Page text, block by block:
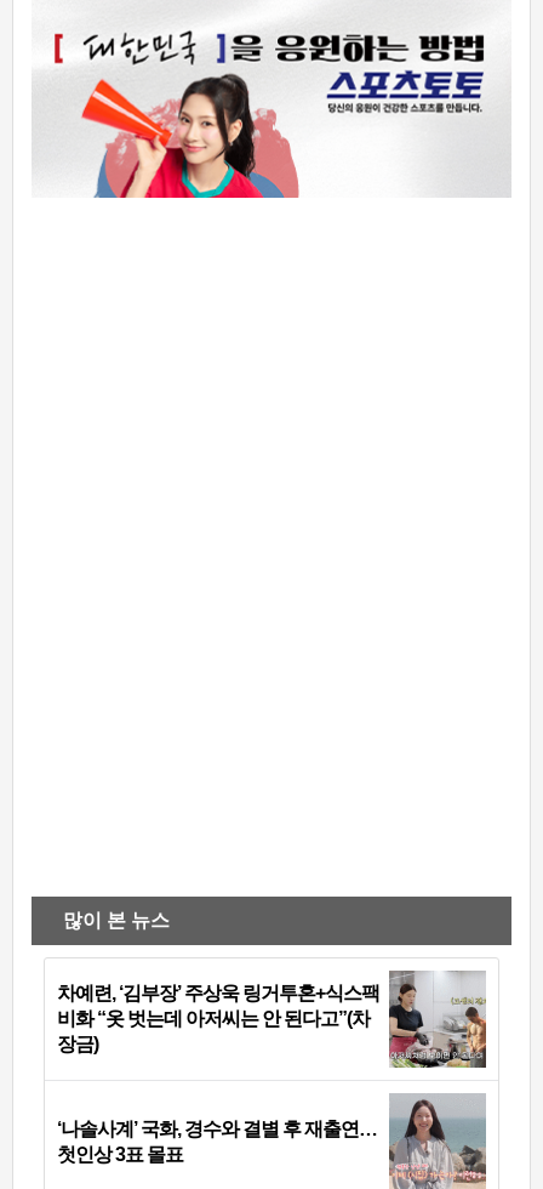
많이 본 뉴스
차예련, ‘김부장’ 주상욱 링거투혼+식스팩
비화 “옷 벗는데 아저씨는 안 된다고”(차
장금)
‘나솔사계’ 국화, 경수와 결별 후 재출연…
첫인상 3표 몰표